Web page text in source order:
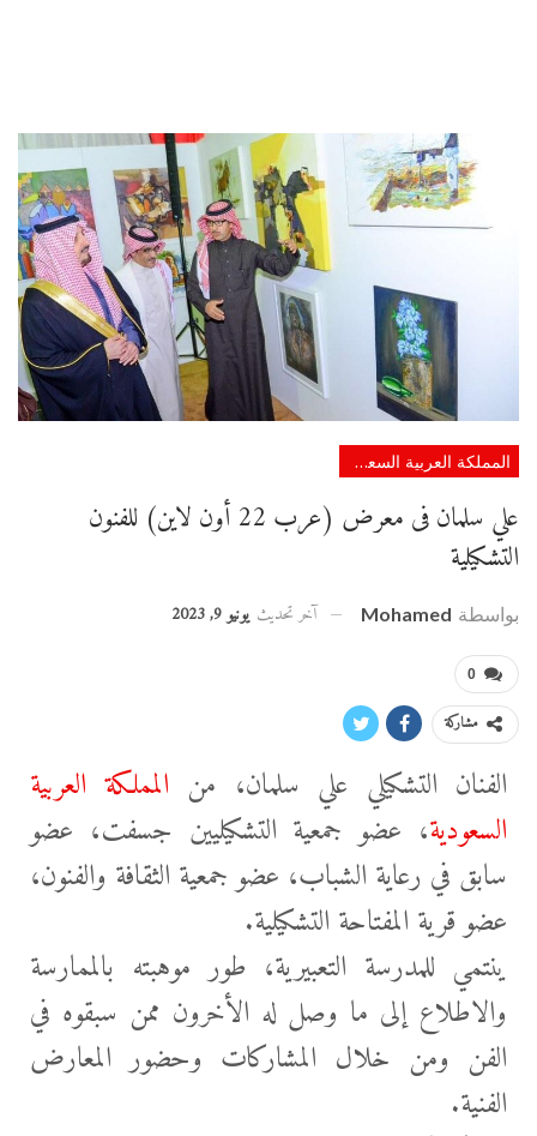
المملكة العربية السعودية
علي سلمان فى معرض (عرب 22 أون لاين) للفنون
التشكيلية
بواسطة Mohamed آخر تحديث يونيو 9, 2023
0
مشاركة
الفنان التشكيلي علي سلمان، من المملكة العربية
السعودية، عضو جمعية التشكيليين جسفت، عضو
سابق في رعاية الشباب، عضو جمعية الثقافة والفنون،
عضو قرية المفتاحة التشكيلية.
ينتمي للمدرسة التعبيرية، طور موهبته بالممارسة
والاطلاع إلى ما وصل له الأخرون ممن سبقوه في
الفن ومن خلال المشاركات وحضور المعارض
الفنية.